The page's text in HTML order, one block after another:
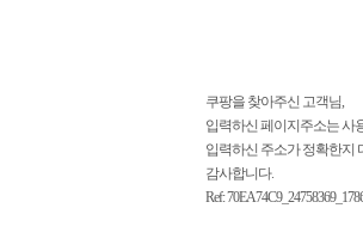
쿠팡을 찾아주신 고객님,
입력하신 페이지주소는 사
입력하신 주소가 정확한지
감사합니다.
Ref: